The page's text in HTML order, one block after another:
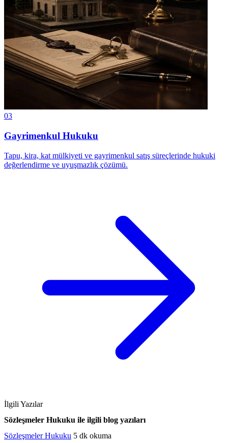
03
Gayrimenkul Hukuku
Tapu, kira, kat mülkiyeti ve gayrimenkul satış süreçlerinde hukuki
değerlendirme ve uyuşmazlık çözümü.
İlgili Yazılar
Sözleşmeler Hukuku ile ilgili blog yazıları
Sözleşmeler Hukuku 5 dk okuma